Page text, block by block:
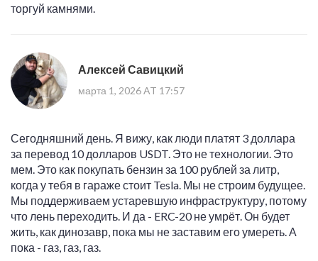
торгуй камнями.
Алексей Савицкий
марта 1, 2026 AT 17:57
Сегодняшний день. Я вижу, как люди платят 3 доллара
за перевод 10 долларов USDT. Это не технологии. Это
мем. Это как покупать бензин за 100 рублей за литр,
когда у тебя в гараже стоит Tesla. Мы не строим будущее.
Мы поддерживаем устаревшую инфраструктуру, потому
что лень переходить. И да - ERC-20 не умрёт. Он будет
жить, как динозавр, пока мы не заставим его умереть. А
пока - газ, газ, газ.